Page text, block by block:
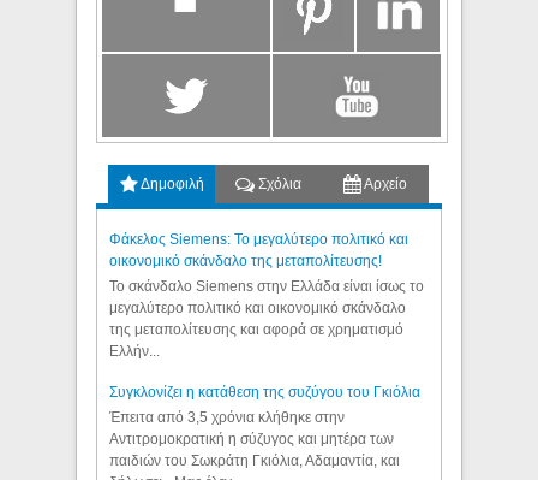
Δημοφιλή Σχόλια Αρχείο
Φάκελος Siemens: Το μεγαλύτερο πολιτικό και
οικονομικό σκάνδαλο της μεταπολίτευσης!
Το σκάνδαλο Siemens στην Ελλάδα είναι ίσως το
μεγαλύτερο πολιτικό και οικονομικό σκάνδαλο
της μεταπολίτευσης και αφορά σε χρηματισμό
Ελλήν...
Συγκλονίζει η κατάθεση της συζύγου του Γκιόλια
Έπειτα από 3,5 χρόνια κλήθηκε στην
Αντιτρομοκρατική η σύζυγος και μητέρα των
παιδιών του Σωκράτη Γκιόλια, Αδαμαντία, και